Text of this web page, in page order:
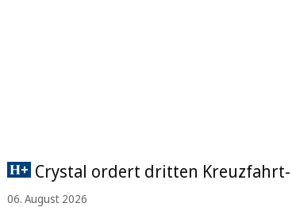
Crystal ordert dritten
06. August 2026